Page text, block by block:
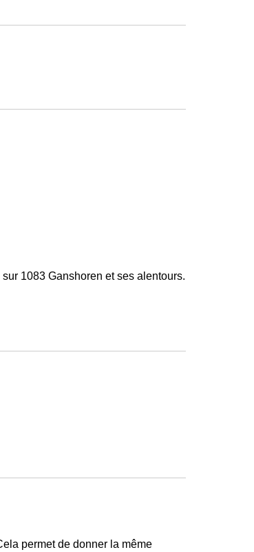
1083 Ganshoren et ses alentours.
permet de donner la même